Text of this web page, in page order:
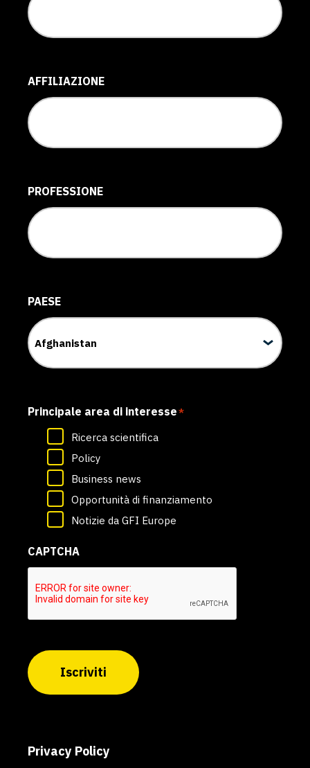
AFFILIAZIONE
PROFESSIONE
PAESE
Principale area di interesse*
Ricerca scientifica
Policy
Business news
Opportunità di finanziamento
Notizie da GFI Europe
CAPTCHA
Iscriviti
Privacy Policy